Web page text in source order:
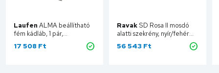
Laufen ALMA beállítható
fém kádláb, 1 pár,
H2940120000001
H2940120000001
17 508 Ft
RavakSD Rosa II mosdó
alatti szekrény, nyír/fehér
X000000925
56 543 Ft